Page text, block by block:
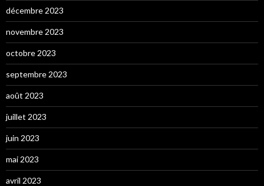
décembre 2023
novembre 2023
octobre 2023
septembre 2023
août 2023
juillet 2023
juin 2023
mai 2023
avril 2023